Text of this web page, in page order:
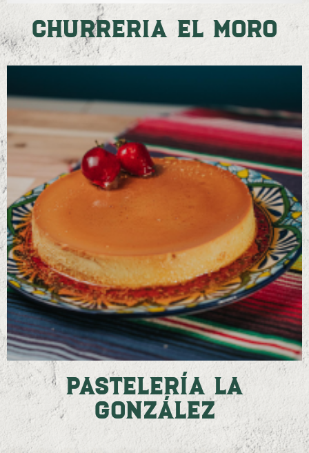
Churreria El Moro
Pastelería La
González